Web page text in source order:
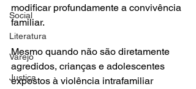
Social
Literatura
Varejo
Justiça
modificar profundamente a convivência
familiar.
Mesmo quando não são diretamente
agredidos, crianças e adolescentes
expostos à violência intrafamiliar